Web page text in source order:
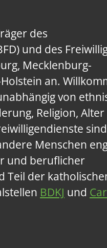
des
und des
Mecklenburg-
an.
von
Religion,
Menschen
und beruflicher
Teil der
BDKJ und